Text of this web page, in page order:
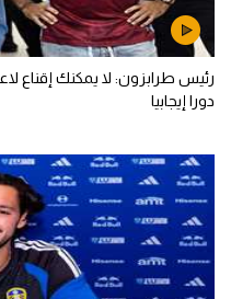
رئيس طرابزون: لا يمكنك إقناع
دورا إيجابيا